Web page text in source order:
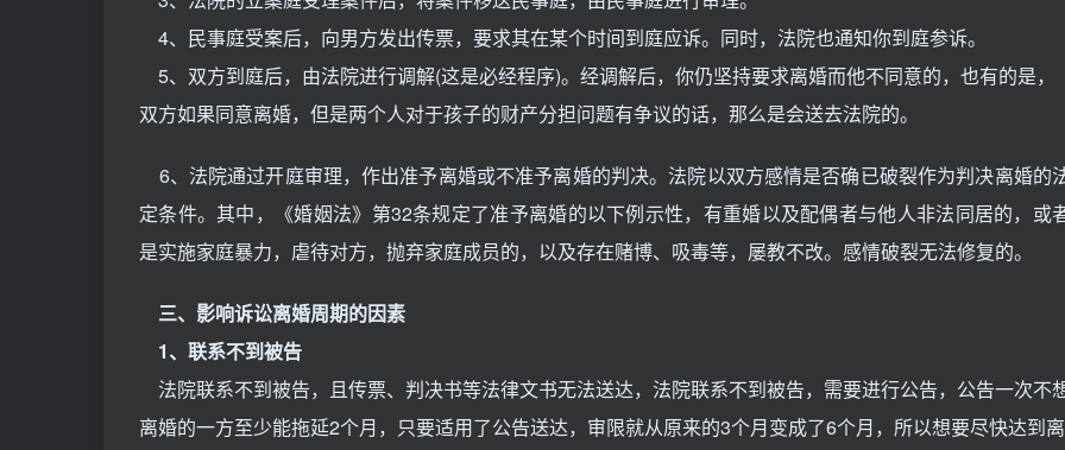
4、民事庭受案后，向男方发出传票，要求其在某个时间到庭应诉。同时，法院也通知你到庭参诉。
5、双方到庭后，由法院进行调解(这是必经程序)。经调解后，你仍坚持要求离婚而他不同意的，也有的是，
双方如果同意离婚，但是两个人对于孩子的财产分担问题有争议的话，那么是会送去法院的。
6、法院通过开庭审理，作出准予离婚或不准予离婚的判决。法院以双方感情是否确已破裂作为判决离婚的
定条件。其中，《婚姻法》第32条规定了准予离婚的以下例示性，有重婚以及配偶者与他人非法同居的，或
是实施家庭暴力，虐待对方，抛弃家庭成员的，以及存在赌博、吸毒等，屡教不改。感情破裂无法修复的。
三、影响诉讼离婚周期的因素
1、联系不到被告
法院联系不到被告，且传票、判决书等法律文书无法送达，法院联系不到被告，需要进行公告，公告一次不
离婚的一方至少能拖延2个月，只要适用了公告送达，审限就从原来的3个月变成了6个月，所以想要尽快达到离